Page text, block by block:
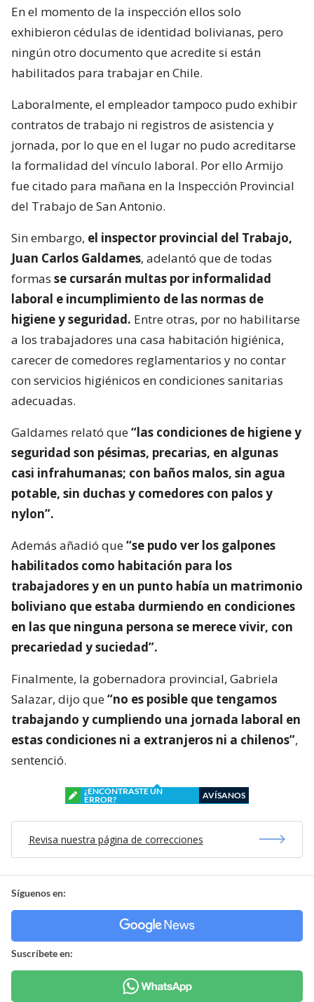
En el momento de la inspección ellos solo
exhibieron cédulas de identidad bolivianas, pero
ningún otro documento que acredite si están
habilitados para trabajar en Chile.
Laboralmente, el empleador tampoco pudo exhibir
contratos de trabajo ni registros de asistencia y
jornada, por lo que en el lugar no pudo acreditarse
la formalidad del vínculo laboral. Por ello Armijo
fue citado para mañana en la Inspección Provincial
del Trabajo de San Antonio.
Sin embargo, el inspector provincial del Trabajo,
Juan Carlos Galdames, adelantó que de todas
formas se cursarán multas por informalidad
laboral e incumplimiento de las normas de
higiene y seguridad. Entre otras, por no habilitarse
a los trabajadores una casa habitación higiénica,
carecer de comedores reglamentarios y no contar
con servicios higiénicos en condiciones sanitarias
adecuadas.
Galdames relató que“las condiciones de higiene y
seguridad son pésimas, precarias, en algunas
casi infrahumanas; con baños malos, sin agua
potable, sin duchas y comedores con palos y
nylon”.
Además añadió que“se pudo ver los galpones
habilitados como habitación para los
trabajadores y en un punto había un matrimonio
boliviano que estaba durmiendo en condiciones
en las que ninguna persona se merece vivir, con
precariedad y suciedad”.
Finalmente, la gobernadora provincial, Gabriela
Salazar, dijo que“no es posible que tengamos
trabajando y cumpliendo una jornada laboral en
estas condiciones ni a extranjeros ni a chilenos”,
sentenció.
¿ENCONTRASTE UN
ERROR?
AVÍSANOS
Revisa nuestra página de correcciones
Síguenos en:
Suscríbete en: